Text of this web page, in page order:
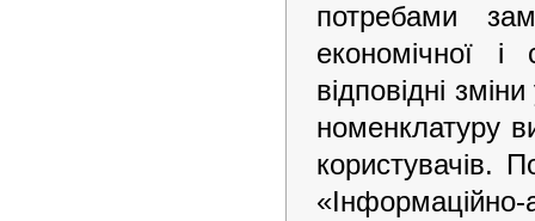
потребами
економічної і
відповідні
номенклатуру
користувачів.